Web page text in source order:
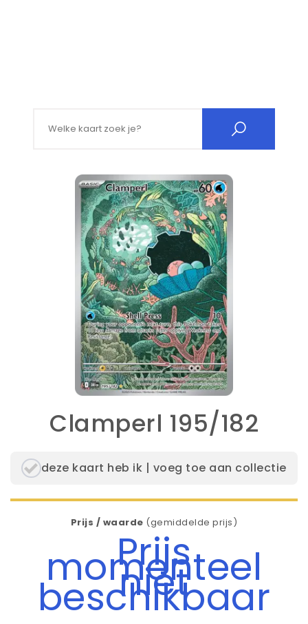
Clamperl 195/182
deze kaart heb ik | voeg toe aan collectie
Prijs / waarde (gemiddelde prijs)
Prijs
momenteel
niet
beschikbaar